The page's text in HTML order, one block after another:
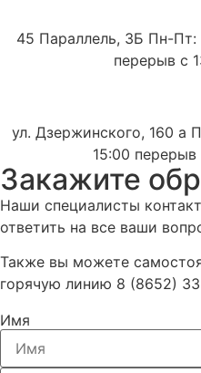
45 Параллель, 3Б Пн-
перерыв с
ул. Дзержинского, 160 а
15:00 перерыв
Закажите
Наши специалисты
ответить на все ваши
Также вы можете
горячую линию 8 (8652)
Имя